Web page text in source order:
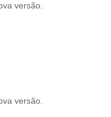
versão.
versão.